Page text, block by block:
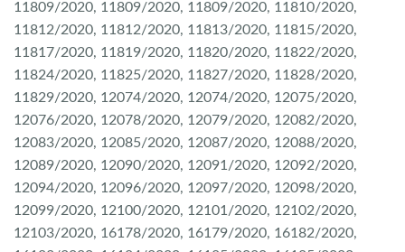
11809/2020, 11809/2020, 11809/2020, 11810/2020,
11812/2020, 11812/2020, 11813/2020, 11815/2020,
11817/2020, 11819/2020, 11820/2020, 11822/2020,
11824/2020, 11825/2020, 11827/2020, 11828/2020,
11829/2020, 12074/2020, 12074/2020, 12075/2020,
12076/2020, 12078/2020, 12079/2020, 12082/2020,
12083/2020, 12085/2020, 12087/2020, 12088/2020,
12089/2020, 12090/2020, 12091/2020, 12092/2020,
12094/2020, 12096/2020, 12097/2020, 12098/2020,
12099/2020, 12100/2020, 12101/2020, 12102/2020,
12103/2020, 16178/2020, 16179/2020, 16182/2020,